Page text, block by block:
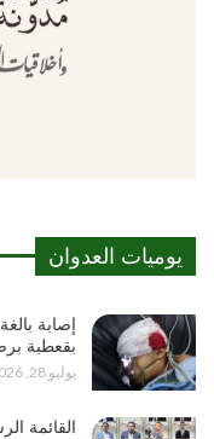
يوميات العدوان
إصابة
بقعطبة
يوليو 28, 2026
القائمة